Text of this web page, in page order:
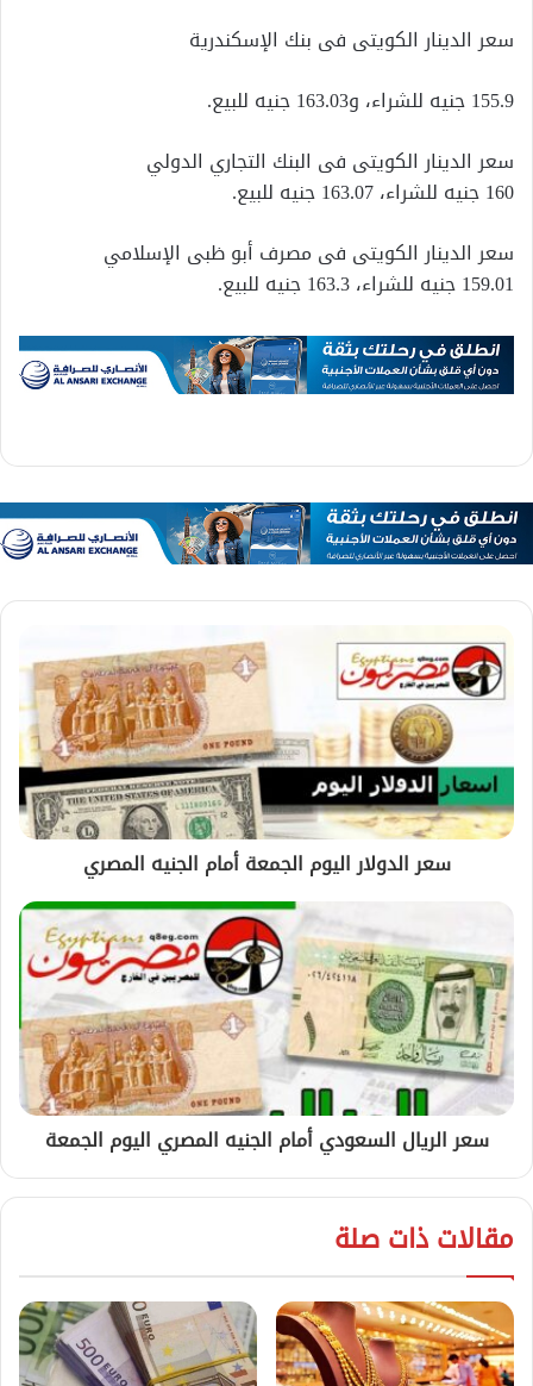
سعر الدينار الكويتى فى بنك الإسكندرية
155.9 جنيه للشراء، و163.03 جنيه للبيع.
سعر الدينار الكويتى فى البنك التجاري الدولي
160 جنيه للشراء، 163.07 جنيه للبيع.
سعر الدينار الكويتى فى مصرف أبو ظبى الإسلامي
159.01 جنيه للشراء، 163.3 جنيه للبيع.
سعر الدولار اليوم الجمعة أمام الجنيه المصري
سعر الريال السعودي أمام الجنيه المصري اليوم الجمعة
مقالات ذات صلة